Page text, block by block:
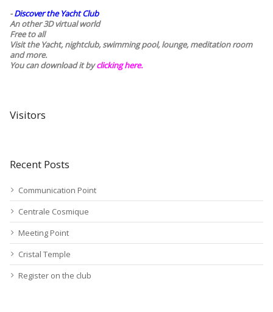
-Discover the Yacht Club
An other 3D virtual world
Free to all
Visit the Yacht, nightclub, swimming pool, lounge, meditation room
and more.
You can download it byclicking here.
Visitors
Recent Posts
Communication Point
Centrale Cosmique
Meeting Point
Cristal Temple
Register on the club